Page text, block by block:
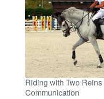
Riding with Two
Communication